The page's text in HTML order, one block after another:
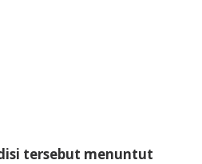
tersebut menuntut